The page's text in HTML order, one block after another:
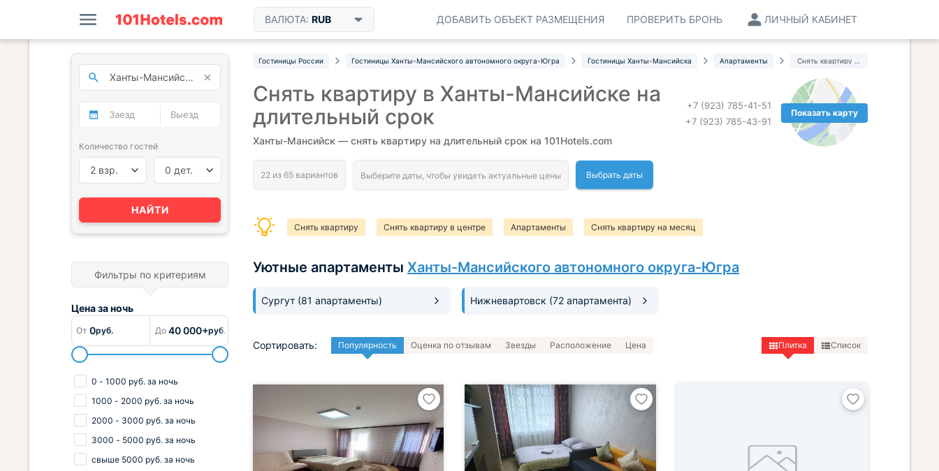
ВАЛЮТА: RUB ЛИЧНЫЙ КАБИНЕТ
ПРОВЕРИТЬ БРОНЬ
ДОБАВИТЬ ОБЪЕКТ РАЗМЕЩЕНИЯ
Гостиницы России Гостиницы Ханты-Мансийского автономного округа-Югра Гостиницы Ханты-Мансийска Апартаменты
Показать карту
+7 (923) 785-41-51
+7 (923) 785-43-91
Снять квартиру в Ханты-Мансийске на
длительный срок
Ханты-Мансийск — снять квартиру на длительный срок на 101Hotels.com
Выбрать даты
Снять квартиру Снять квартиру в центре Апартаменты Снять квартиру на месяц
Уютные апартаменты Ханты-Мансийского автономного округа-Югра
Сургут (81 апартаменты) Нижневартовск (72 апартамента)
Сортировать: Популярность Оценка по отзывам Звезды Расположение Цена Плитка Список
Количество гостей
2 взр. 0 дет.
НАЙТИ
Фильтры по критериям
Цена заночь
От 0руб. До 40 000+руб.
0 - 1000 руб. за ночь
1000 - 2000 руб. за ночь
2000 - 3000 руб. за ночь
3000 - 5000 руб. за ночь
свыше 5000 руб. за ночь